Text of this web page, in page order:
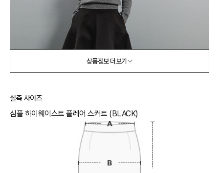
상품정보 더보기
실측 사이즈
심플 하이웨이스트 플레어 스커트 (BLACK)